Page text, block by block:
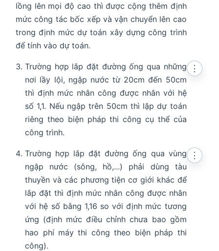
lồng lên mọi độ cao thì được cộng thêm định
mức công tác bốc xếp và vận chuyển lên cao
trong định mức dự toán xây dựng công trình
để tính vào dự toán.
Trường hợp lắp đặt đường ống qua những
nơi lầy lội, ngập nước từ 20cm đến 50cm
thì định mức nhân công được nhân với hệ
số 1,1. Nếu ngập trên 50cm thì lập dự toán
riêng theo biện pháp thi công cụ thể của
công trình.
⋮
Trường hợp lắp đặt đường ống qua vùng
ngập nước (sông, hồ,...) phải dùng tàu
thuyền và các phương tiện cơ giới khác để
lắp đặt thì định mức nhân công được nhân
với hệ số bằng 1,16 so với định mức tương
ứng (định mức điều chỉnh chưa bao gồm
hao phí máy thi công theo biện pháp thi
công).
⋮